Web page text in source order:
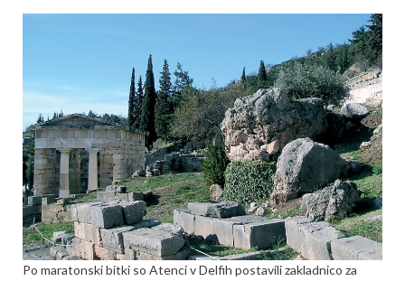
Po maratonski bitki so Atenci v Delfih postavili zakladnico za